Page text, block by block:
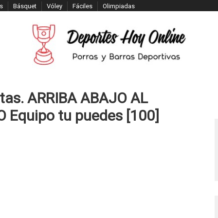
Básquet Vóley Fáciles Olimpiadas
ARRIBA ABAJO AL
Equipo tu puedes [100]